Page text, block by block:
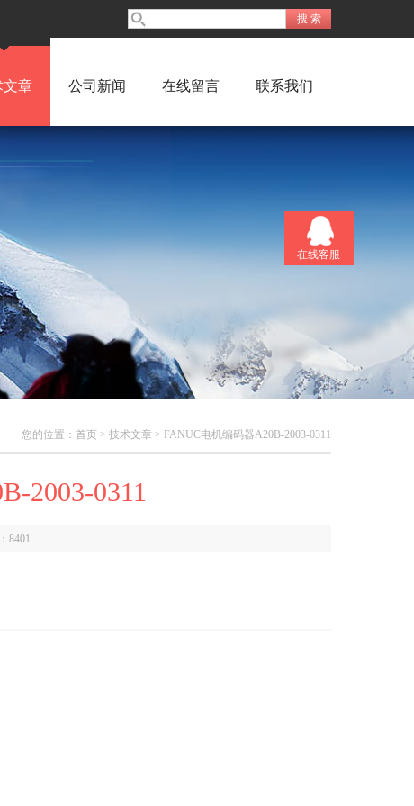
文章 公司新闻 在线留言 联系我们
您的位置： 首页 > 技术文章 > FANUC电机编码器A20B-2003-0311
2003-0311
8401
在线客服